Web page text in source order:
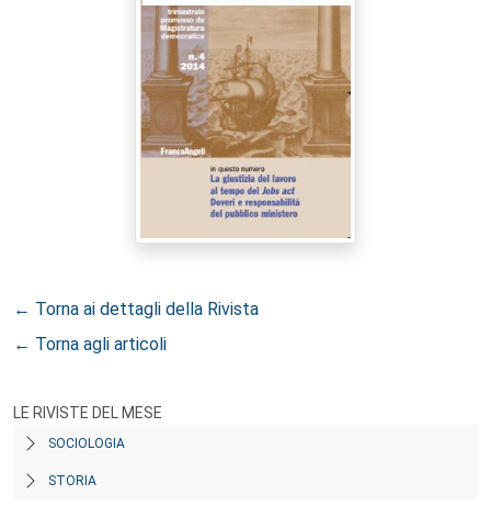
← Torna ai dettagli della Rivista
← Torna agli articoli
LE RIVISTE DEL MESE
SOCIOLOGIA
STORIA